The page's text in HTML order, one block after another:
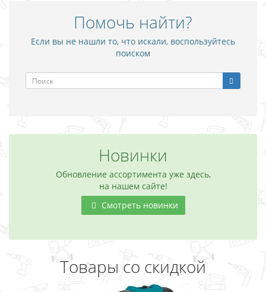
Помочь найти?
Если вы не нашли то, что искали, воспользуйтесь
поиском
Новинки
Обновление ассортимента уже здесь,
на нашем сайте!
Смотреть новинки
Товары со скидкой